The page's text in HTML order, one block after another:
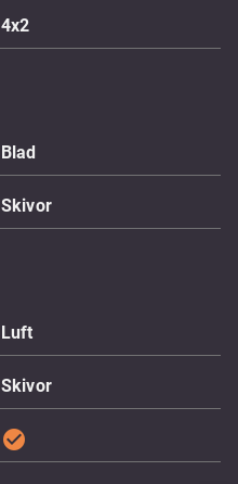
4x2
Blad
Skivor
Luft
Skivor
check_circle